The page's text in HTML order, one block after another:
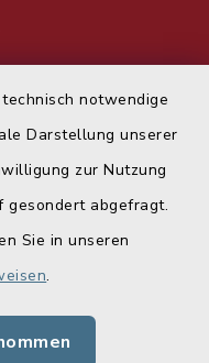
notwendige
Darstellung unserer
zur Nutzung
gesondert abgefragt.
Sie in unseren
.